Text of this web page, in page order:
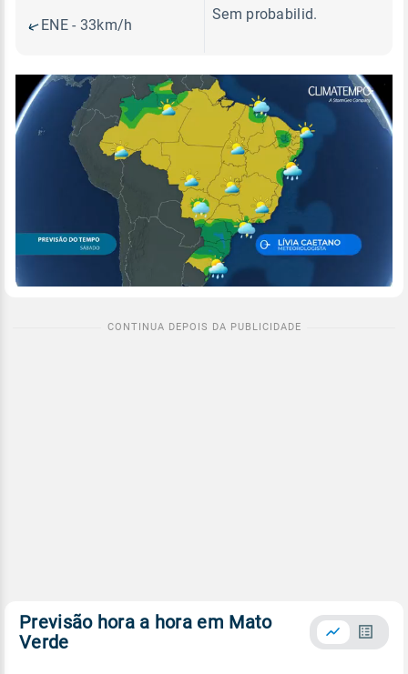
ENE - 33km/h
Sem probabilid.
Previsão hora a hora em Mato
Verde